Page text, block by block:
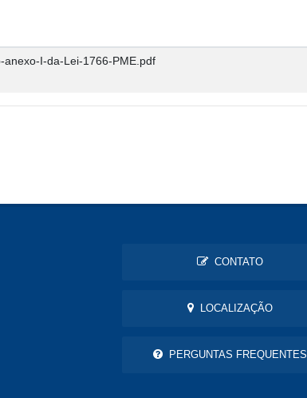
anexo-I-da-Lei-1766-PME.pdf
CONTATO
LOCALIZAÇÃO
PERGUNTAS FREQUENTES